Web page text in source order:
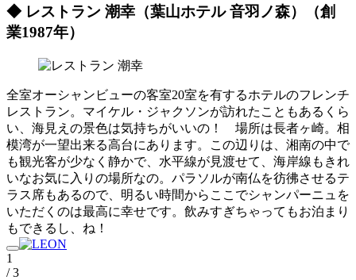
◆ レストラン 潮幸（葉山ホテル 音羽ノ森）（創
業1987年）
全室オーシャンビューの客室20室を有するホテルのフレンチ
レストラン。マイケル・ジャクソンが訪れたこともあるくら
い、海見えの景色は気持ちがいいの！ 場所は長者ヶ崎。相
模湾が一望出来る高台にあります。この辺りは、湘南の中で
も観光客が少なく静かで、水平線が見渡せて、海岸線もきれ
いなお気に入りの場所なの。パラソルが南仏を彷彿させるテ
ラス席もあるので、明るい時間からここでシャンパーニュを
いただくのは最高に幸せです。飲みすぎちゃってもお泊まり
もできるし、ね！
1
/ 3